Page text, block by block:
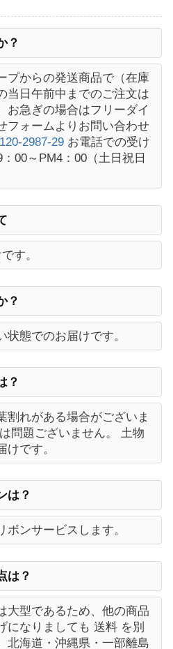
？
プからの発送商品で（在庫
当日午前中までのご注文は
お急ぎの場合はフリーダイ
フォームよりお問い合わせ
2987-29 お電話での受け
00～PM4：00（土日祝日
す。
？
状態でのお届けです。
？
割れがある場合がございま
問題ございません。 土物
です。
は？
ボンサービスします。
は？
大型であるため、他の商品
になりましても 送料 を別
北海道・沖縄県・一部離島